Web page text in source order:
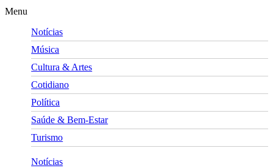
Menu
Notícias
Música
Cultura & Artes
Cotidiano
Política
Saúde & Bem-Estar
Turismo
Notícias